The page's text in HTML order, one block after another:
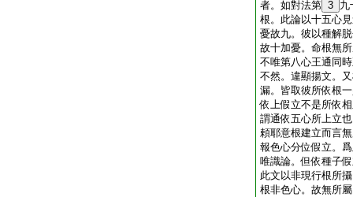
者。如對法第 3 九
根。此論以十五心
憂故九。彼以種解
故十加憂。命根無
不唯第八心王通同
不然。違顯揚文。
漏。皆取彼所依根
依上假立不是所依
謂通依五心所上立
頼耶意根建立而言
報色心分位假立。
唯識論。但依種子
此文以非現行根所
根非色心。故無所